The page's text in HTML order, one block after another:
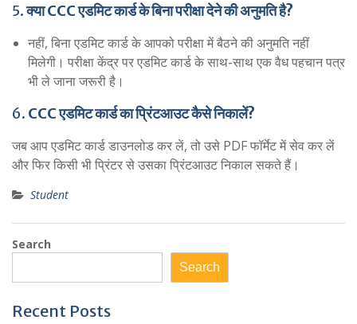
5.क्या CCC एडमिट कार्ड के बिना परीक्षा देने की अनुमति है?
नहीं, बिना एडमिट कार्ड के आपको परीक्षा में बैठने की अनुमति नहीं
मिलेगी। परीक्षा केंद्र पर एडमिट कार्ड के साथ-साथ एक वैध पहचान पत्र
भी ले जाना जरूरी है।
6. CCC एडमिट कार्ड का प्रिंटआउट कैसे निकालें?
जब आप एडमिट कार्ड डाउनलोड कर लें, तो उसे PDF फॉर्मेट में सेव कर लें
और फिर किसी भी प्रिंटर से उसका प्रिंटआउट निकाल सकते हैं।
Student
Search
Search
Recent Posts